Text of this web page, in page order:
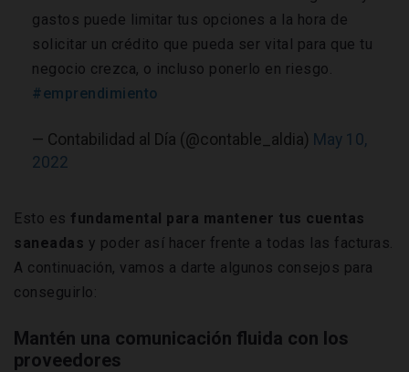
gastos puede limitar tus opciones a la hora de
solicitar un crédito que pueda ser vital para que tu
negocio crezca, o incluso ponerlo en riesgo.
#emprendimiento
— Contabilidad al Día (@contable_aldia) May 10,
2022
Esto es fundamental para mantener tus cuentas
saneadas y poder así hacer frente a todas las facturas.
A continuación, vamos a darte algunos consejos para
conseguirlo:
Mantén una comunicación fluida con los
proveedores